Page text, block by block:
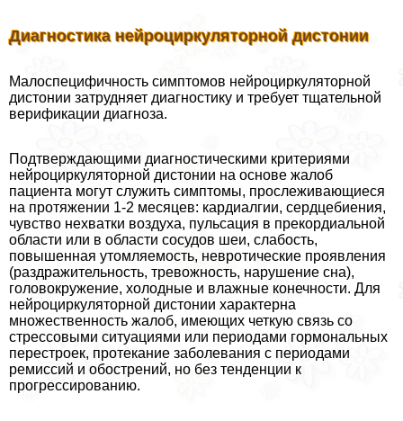
Диагностика нейроциркуляторной дистонии
Малоспецифичность симптомов нейроциркуляторной
дистонии затрудняет диагностику и требует тщательной
верификации диагноза.
Подтверждающими диагностическими критериями
нейроциркуляторной дистонии на основе жалоб
пациента могут служить симптомы, прослеживающиеся
на протяжении 1-2 месяцев: кардиалгии, сердцебиения,
чувство нехватки воздуха, пульсация в прекордиальной
области или в области сосудов шеи, слабость,
повышенная утомляемость, невротические проявления
(раздражительность, тревожность, нарушение сна),
головокружение, холодные и влажные конечности. Для
нейроциркуляторной дистонии хаpaктерна
множественность жалоб, имеющих четкую связь со
стрессовыми ситуациями или периодами гормональных
перестроек, протекание заболевания с периодами
ремиссий и обострений, но без тенденции к
прогрессированию.